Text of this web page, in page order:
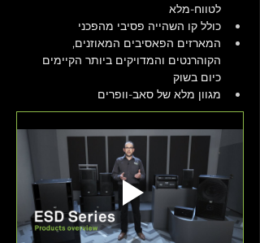
לטווח-מלא
כולל קו השהייה פסיבי מהפכני
המארזים הפאסיבים המאוזנים,
הקוהרנטים והמדויקים ביותר הקיימים
כיום בשוק
מגוון מלא של סאב-וופרים